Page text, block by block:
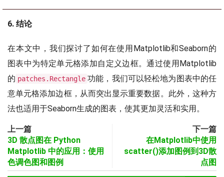
6. 结论
在本文中，我们探讨了如何在使用Matplotlib和Seaborn的
图表中为特定单元格添加自定义边框。通过使用Matplotlib
的 patches.Rectangle 功能，我们可以轻松地为图表中的任
意单元格添加边框，从而突出显示重要数据。此外，这种方
法也适用于Seaborn生成的图表，使其更加灵活和实用。
上一篇
3D 散点图在 Python
Matplotlib 中的应用：使用
色调色图和图例
下一篇
在Matplotlib中使用
scatter()添加图例到3D散
点图